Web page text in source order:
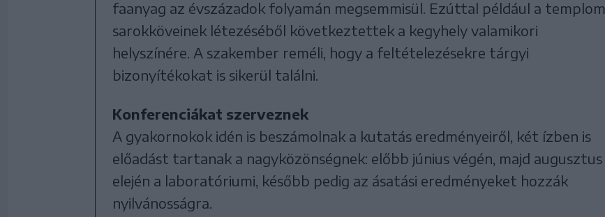
faanyag az évszázadok folyamán megsemmisül. Ezúttal például a templom
sarokköveinek létezéséből következtettek a kegyhely valamikori
helyszínére. A szakember reméli, hogy a feltételezésekre tárgyi
bizonyítékokat is sikerül találni.
Konferenciákat szerveznek
A gyakornokok idén is beszámolnak a kutatás eredményeiről, két ízben is
előadást tartanak a nagyközönségnek: előbb június végén, majd augusztus
elején a laboratóriumi, később pedig az ásatási eredményeket hozzák
nyilvánosságra.